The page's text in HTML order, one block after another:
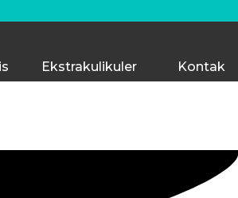
setinggi langit. Jika engkau
Ekstrakulikuler
Kontak